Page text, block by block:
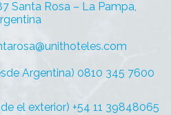
Santa Rosa – La Pampa,
Argentina) 0810 345 7600
el exterior) +54 11 39848065